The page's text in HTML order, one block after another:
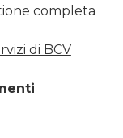
completa
di BCV